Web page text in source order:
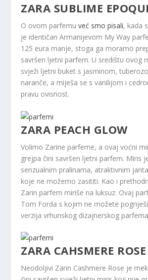
ZARA SUBLIME
O ovom parfemuveć smo pisali, kada
je identičan Armanijevom My Way
125 eura manje, stoga ga moramo
savršen ljetni parfem. U središtu ovog
svježi ljetni buket s jasminom,
naranče, a miješa se s vanilijom i
pravu ovisnost.
ZARA PEACH GLOW
Volimo Zarine parfeme, a ovaj voćni
grejpa čini savršen ljetni parfem. Miris
senzualnim pralinama, atraktivnim
koje ne možemo zasititi. Kao i
Zarin parfem miriše na luksuz. Ovaj
Tom Forda s kojim ne možete
verzija vrhunskog dizajnerskog
ZARA CAHSMERE ROSE
Neodoljivi Zarin Cashmere Rose je